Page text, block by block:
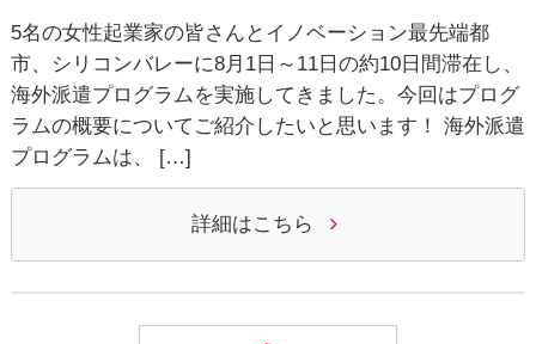
5名の女性起業家の皆さんとイノベーション最先端都
市、シリコンバレーに8月1日～11日の約10日間滞在し、
海外派遣プログラムを実施してきました。今回はプログ
ラムの概要についてご紹介したいと思います！ 海外派遣
プログラムは、 […]
詳細はこちら